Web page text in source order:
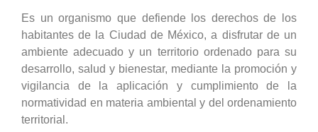
Es un organismo que defiende los derechos de los
habitantes de la Ciudad de México, a disfrutar de un
ambiente adecuado y un territorio ordenado para su
desarrollo, salud y bienestar, mediante la promoción y
vigilancia de la aplicación y cumplimiento de la
normatividad en materia ambiental y del ordenamiento
territorial.